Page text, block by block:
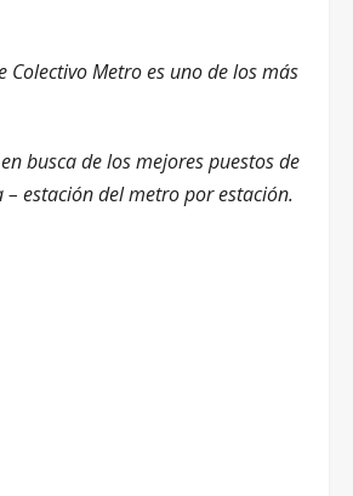
Metro es uno de los más
busca de los mejores puestos de
estación del metro por estación.